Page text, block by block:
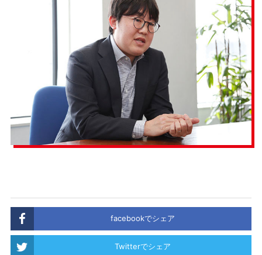
facebookでシェア
Twitterでシェア